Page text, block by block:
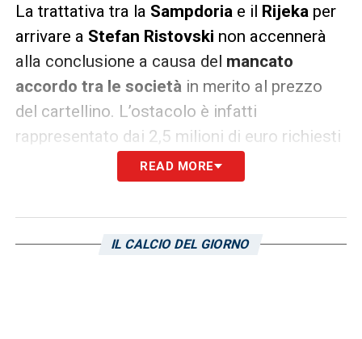
La trattativa tra la Sampdoria e il Rijeka per
arrivare a Stefan Ristovski non accennerà
alla conclusione a causa del mancato
accordo tra le società in merito al prezzo
del cartellino. L’ostacolo è infatti
rappresentato dai 2,5 milioni di euro richiesti
dai croati per il trasferimento a titolo
definitivo del terzino, che ha espresso a più
destinazione ligure ericevuto il benestare dal
READ MORE
IL CALCIO DEL GIORNO